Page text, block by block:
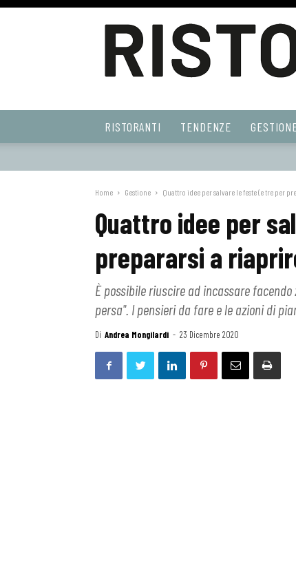
Web
RISTORANTI TENDENZE
Home Gestione Quattro idee per salvare le feste (e tre per
Quattro idee per
prepararsi a
È possibile riuscire ad incassare
persa". I pensieri da fare e le azioni di
Di Andrea Mongilardi - 23 Dicembre 2020